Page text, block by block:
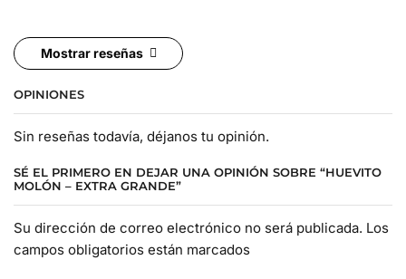
Mostrar reseñas
OPINIONES
Sin reseñas todavía, déjanos tu opinión.
SÉ EL PRIMERO EN DEJAR UNA OPINIÓN SOBRE “HUEVITO
MOLÓN – EXTRA GRANDE”
Su dirección de correo electrónico no será publicada. Los
campos obligatorios están marcados